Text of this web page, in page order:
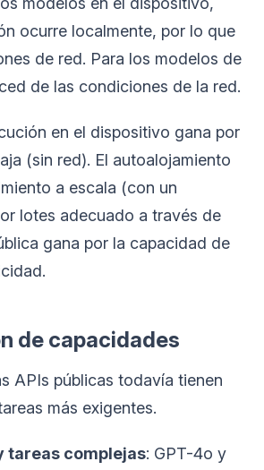
ocurre localmente, por lo que
de red. Para los modelos de
de las condiciones de la red.
en el dispositivo gana por
(sin red). El autoalojamiento
a escala (con un
lotes adecuado a través de
gana por la capacidad de
de capacidades
APIs públicas todavía tienen
más exigentes.
tareas complejas: GPT-4o y